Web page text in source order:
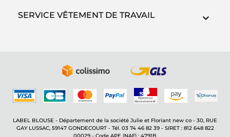
SERVICE VÊTEMENT DE TRAVAIL
LABEL BLOUSE - Département de la société Julie et Floriant new co - 30, RUE
GAY LUSSAC, 59147 GONDECOURT - Tél. 03 74 46 82 39 - SIRET : 812 648 822